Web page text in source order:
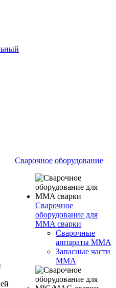
Сварочное оборудование
Сварочное
оборудование для
MMA сварки
Сварочные
аппараты MMA
Запасные части
MMA